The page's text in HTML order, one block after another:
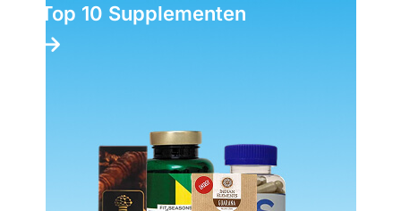
Top 10 Supplementen